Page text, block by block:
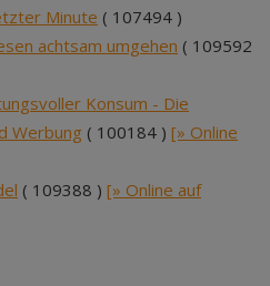
Minute ( 107494 )
achtsam umgehen ( 109592
Konsum - Die
Werbung ( 100184 ) [» Online
( 109388 ) [» Online auf